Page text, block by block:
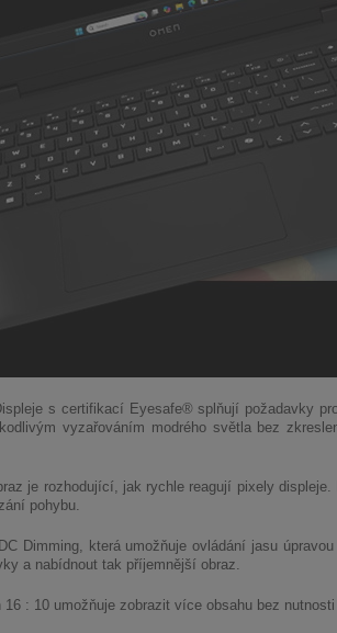
s certifikací Eyesafe® splňují požadavky
vyzařováním modrého světla bez
je rozhodující, jak rychle reagují pixely
pohybu.
Dimming, která umožňuje ovládání jasu
a nabídnout tak příjemnější obraz.
: 10 umožňuje zobrazit více obsahu bez nutnosti